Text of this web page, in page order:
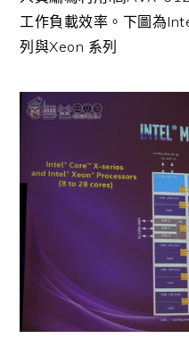
工作負載效率。下圖為
列與Xeon 系列